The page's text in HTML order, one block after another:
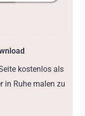
kostenlos als
in Ruhe malen zu